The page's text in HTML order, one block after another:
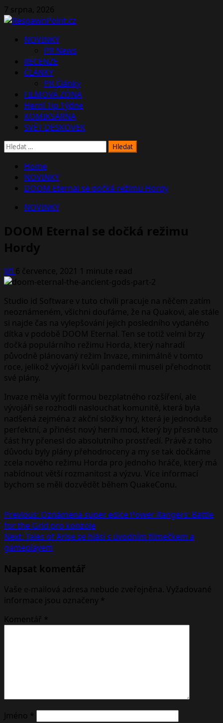
Skip
to
7 srpna, 2026
PrimaryNOVINKY
PR News
RECENZE
ČLÁNKY
PR Články
FILMOVÁ ZÓNA
Herní Tip Týdne
KOMIKSÁRNA
SVĚT DESKOVEK
Vyhledávání
Home
NOVINKY
DOOM Eternal se dočká režimu Hordy
NOVINKY
DOOM Eternal se dočká režimu
Hordy
Jiří6 července, 2021 1 minute read
Studio id Software v tuto chvíli pracuje na něčem zatím
neoznámeném, všichni doufáme, že na Quakovi, ale stále
si najde čas na vylepšování jejich posledního vydaného
dítka v podobě DOOM Eternal. Ten se totiž velmi brzy
dočká populárního režimu Horda, který nahradí
původně plánovaný režim Invaze, minimálně v tomto
roce, jelikož vývojáři kvůli pandemii museli přehodnotit
své plány.
Invaze měla vyjít formou bezplatného rozšíření, ale
vývojáři se rozhodli naslouchat komunitě, která byla
nadšená zejména z akční složky hry, která je jednoduše
perfektní, a přinést nový herní mod, který by přesně tuto
část hry přenesl do absolutního prostředí. Právě z toho
důvodu byly plány přehodnoceny a my se tak dočkáme
zcela nového režimu Horda pro jednoho hráče, který má
nabídnout větší rozmanitost a výzvu. Více informací
bychom se měli dozvědět během QuakeConu.
Post
navigation
Previous: Oznámena super edice Power Rangers: Battle
for the Grid pro konzole
Next: Tales of Arise se hlásí s úvodním filmečkem a
gameplayem
Napsat komentář
Vaše e-mailová adresa nebude zveřejněna. Vyžadované
informace jsou označeny *
Komentář *
Jméno *